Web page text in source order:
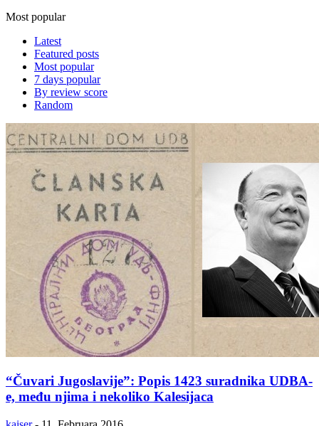
Most popular
Latest
Featured posts
Most popular
7 days popular
By review score
Random
“Čuvari Jugoslavije”: Popis 1423 suradnika UDBA-
e, među njima i nekoliko Kalesijaca